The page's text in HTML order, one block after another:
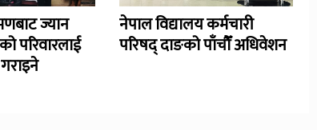
ज्यान
परिवारलाई
नेपाल विद्यालय कर्मचारी
परिषद् दाङको पाँचौँ अधिवेशन